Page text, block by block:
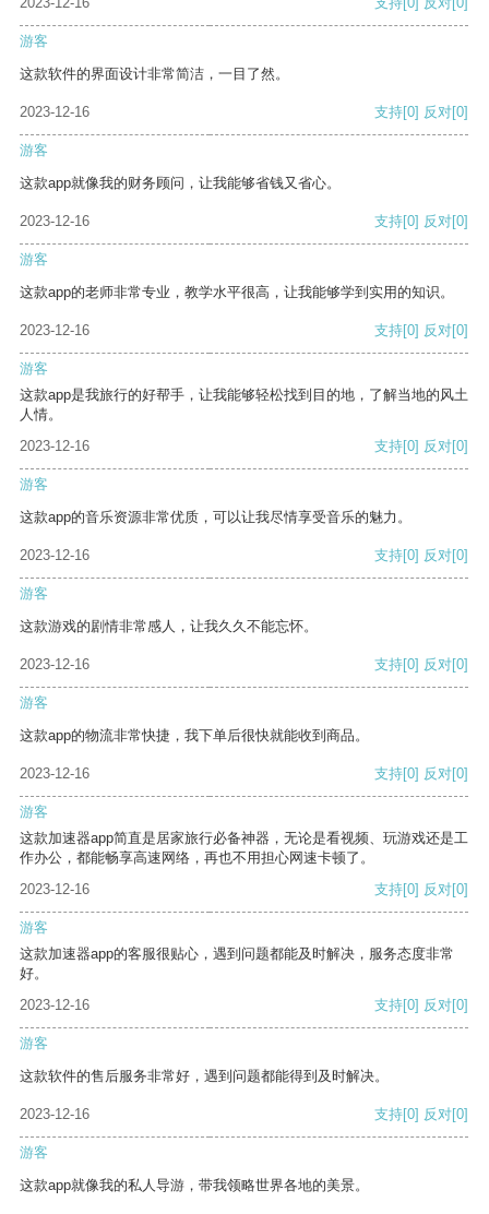
游客
这款软件的界面设计非常简洁，一目了然。
2023-12-16 支持[0] 反对[0]
游客
这款app就像我的财务顾问，让我能够省钱又省心。
2023-12-16 支持[0] 反对[0]
游客
这款app的老师非常专业，教学水平很高，让我能够学到实用的知识。
2023-12-16 支持[0] 反对[0]
游客
这款app是我旅行的好帮手，让我能够轻松找到目的地，了解当地的风土
人情。
2023-12-16
支持[0] 反对[0]
游客
这款app的音乐资源非常优质，可以让我尽情享受音乐的魅力。
2023-12-16 支持[0] 反对[0]
游客
这款游戏的剧情非常感人，让我久久不能忘怀。
2023-12-16 支持[0] 反对[0]
游客
这款app的物流非常快捷，我下单后很快就能收到商品。
2023-12-16 支持[0] 反对[0]
游客
这款加速器app简直是居家旅行必备神器，无论是看视频、玩游戏还是工
作办公，都能畅享高速网络，再也不用担心网速卡顿了。
2023-12-16
支持[0] 反对[0]
游客
这款加速器app的客服很贴心，遇到问题都能及时解决，服务态度非常
好。
2023-12-16
支持[0] 反对[0]
游客
这款软件的售后服务非常好，遇到问题都能得到及时解决。
2023-12-16 支持[0] 反对[0]
游客
这款app就像我的私人导游，带我领略世界各地的美景。